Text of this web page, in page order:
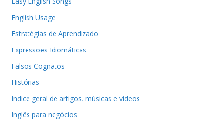
English Usage
Estratégias de Aprendizado
Expressões Idiomáticas
Falsos Cognatos
Histórias
Indice geral de artigos, músicas e vídeos
Inglês para negócios